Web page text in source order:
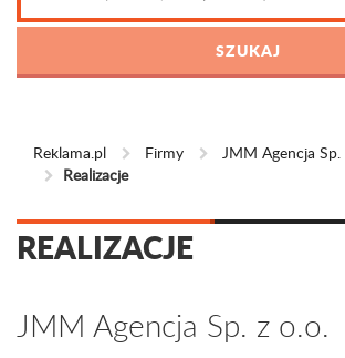
Reklama.pl Firmy
JMM Agencja Sp.
Realizacje
REALIZACJE
JMM Agencja Sp. z o.o.